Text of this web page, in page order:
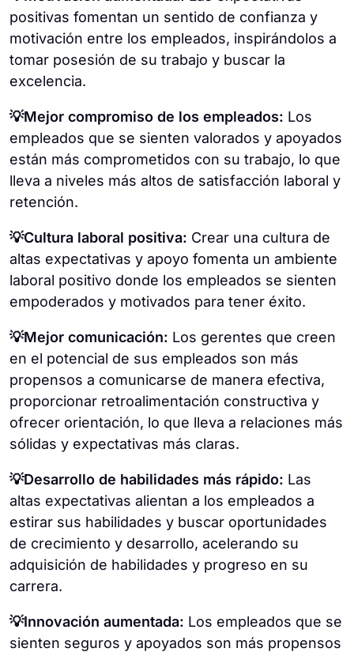
positivas fomentan un sentido de confianza y
motivación entre los empleados, inspirándolos a
tomar posesión de su trabajo y buscar la
excelencia.
💡Mejor compromiso de los empleados: Los
empleados que se sienten valorados y apoyados
están más comprometidos con su trabajo, lo que
lleva a niveles más altos de satisfacción laboral y
retención.
💡Cultura laboral positiva: Crear una cultura de
altas expectativas y apoyo fomenta un ambiente
laboral positivo donde los empleados se sienten
empoderados y motivados para tener éxito.
💡Mejor comunicación: Los gerentes que creen
en el potencial de sus empleados son más
propensos a comunicarse de manera efectiva,
proporcionar retroalimentación constructiva y
ofrecer orientación, lo que lleva a relaciones más
sólidas y expectativas más claras.
💡Desarrollo de habilidades más rápido: Las
altas expectativas alientan a los empleados a
estirar sus habilidades y buscar oportunidades
de crecimiento y desarrollo, acelerando su
adquisición de habilidades y progreso en su
carrera.
💡Innovación aumentada: Los empleados que se
sienten seguros y apoyados son más propensos